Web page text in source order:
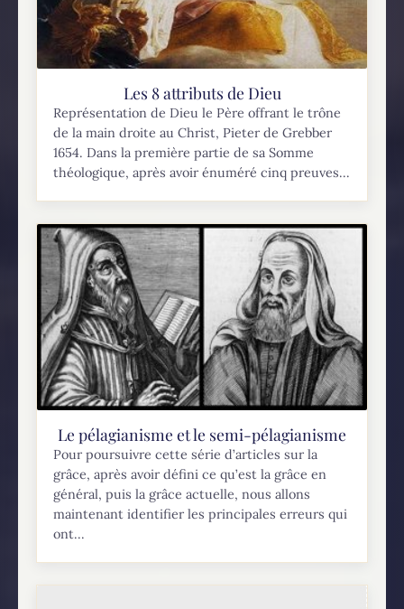
Les 8 attributs de Dieu
Représentation de Dieu le Père offrant le trône
de la main droite au Christ, Pieter de Grebber
1654. Dans la première partie de sa Somme
théologique, après avoir énuméré cinq preuves...
Le pélagianisme et le semi-pélagianisme
Pour poursuivre cette série d’articles sur la
grâce, après avoir défini ce qu’est la grâce en
général, puis la grâce actuelle, nous allons
maintenant identifier les principales erreurs qui
ont...